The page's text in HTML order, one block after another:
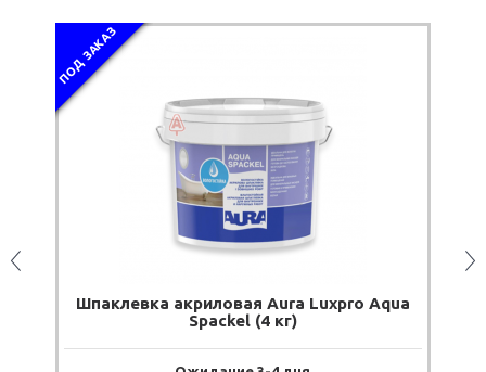
ПОД ЗАКАЗ
Шпаклевка акриловая Aura Luxpro Aqua
Spackel (4 кг)